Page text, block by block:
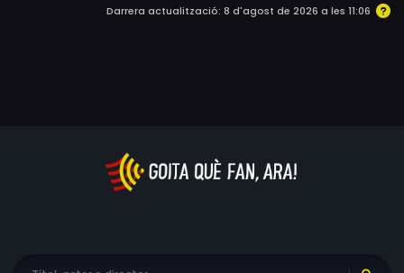
Darrera actualització: 8 d'agost de 2026 a les 11:06